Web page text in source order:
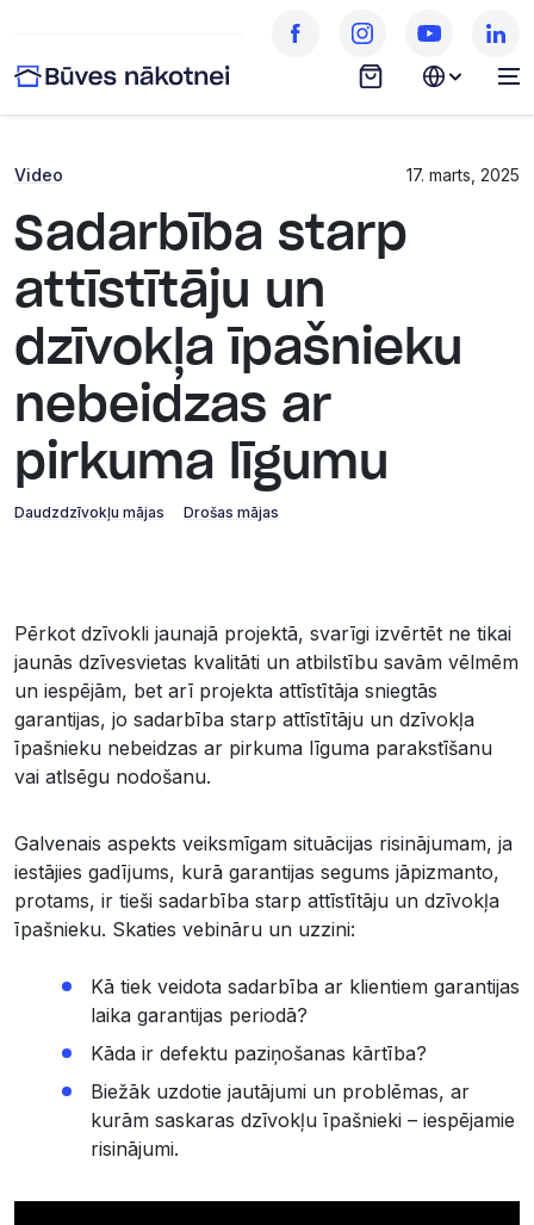
Video 17. marts, 2025
Sadarbība starp
attīstītāju un
dzīvokļa īpašnieku
nebeidzas ar
pirkuma līgumu
Daudzdzīvokļu mājas Drošas mājas
Pērkot dzīvokli jaunajā projektā, svarīgi izvērtēt ne tikai
jaunās dzīvesvietas kvalitāti un atbilstību savām vēlmēm
un iespējām, bet arī projekta attīstītāja sniegtās
garantijas, jo sadarbība starp attīstītāju un dzīvokļa
īpašnieku nebeidzas ar pirkuma līguma parakstīšanu
vai atlsēgu nodošanu.
Galvenais aspekts veiksmīgam situācijas risinājumam, ja
iestājies gadījums, kurā garantijas segums jāpizmanto,
protams, ir tieši sadarbība starp attīstītāju un dzīvokļa
īpašnieku. Skaties vebināru un uzzini:
Kā tiek veidota sadarbība ar klientiem garantijas
laika garantijas periodā?
Kāda ir defektu paziņošanas kārtība?
Biežāk uzdotie jautājumi un problēmas, ar
kurām saskaras dzīvokļu īpašnieki – iespējamie
risinājumi.